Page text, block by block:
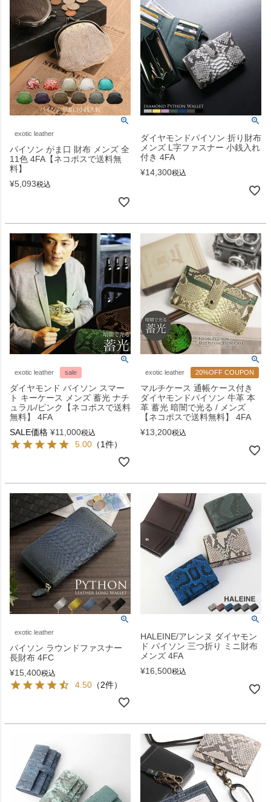
exotic leather
パイソン がま口 財布 メンズ 全
11色 4FA【ネコポスで送料無
料】
¥5,093税込
ダイヤモンドパイソン 折り財布
メンズ L字ファスナー 小銭入れ
付き 4FA
¥14,300税込
exotic leather sale
ダイヤモンド パイソン スマー
ト キーケース メンズ 蓄光 ナチ
ュラル/ピンク【ネコポスで送料
無料】 4FA
SALE価格 ¥11,000税込
5.00 （1件）
exotic leather 20%OFF COUPON
マルチケース 通帳ケース付き
ダイヤモンドパイソン 牛革 本
革 蓄光 暗闇で光る / メンズ
【ネコポスで送料無料】 4FA
¥13,200税込
exotic leather
パイソン ラウンドファスナー
長財布 4FC
¥15,400税込
4.50 （2件）
HALEINE/アレンヌ ダイヤモン
ド パイソン 三つ折り ミニ財布
メンズ 4FA
¥16,500税込